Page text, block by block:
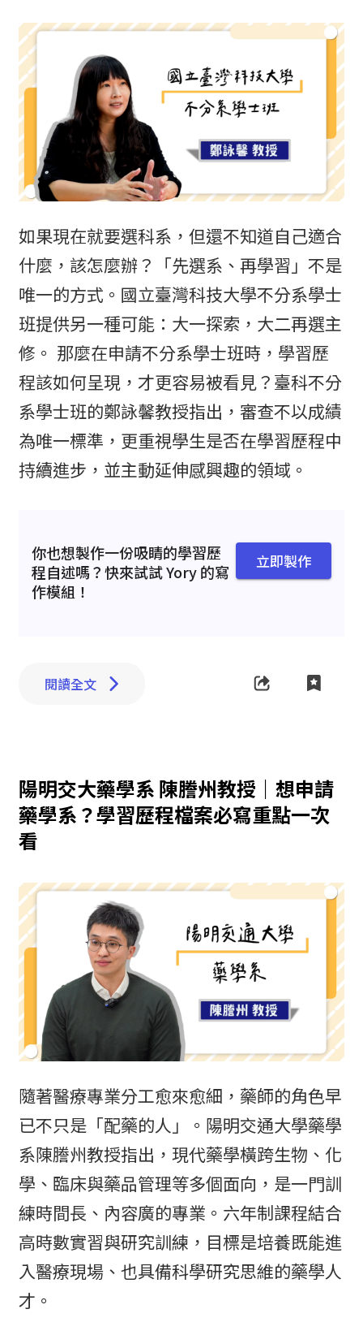
如果現在就要選科系，但還不知道自己適合
什麼，該怎麼辦？「先選系、再學習」不是
唯一的方式。國立臺灣科技大學不分系學士
班提供另一種可能：大一探索，大二再選主
修。 那麼在申請不分系學士班時，學習歷
程該如何呈現，才更容易被看見？臺科不分
系學士班的鄭詠馨教授指出，審查不以成績
為唯一標準，更重視學生是否在學習歷程中
持續進步，並主動延伸感興趣的領域。
你也想製作一份吸睛的學習歷
程自述嗎？快來試試 Yory 的寫
作模組！
立即製作
閱讀全文
陽明交大藥學系 陳謄州教授｜想申請
藥學系？學習歷程檔案必寫重點一次
看
隨著醫療專業分工愈來愈細，藥師的角色早
已不只是「配藥的人」。陽明交通大學藥學
系陳謄州教授指出，現代藥學橫跨生物、化
學、臨床與藥品管理等多個面向，是一門訓
練時間長、內容廣的專業。六年制課程結合
高時數實習與研究訓練，目標是培養既能進
入醫療現場、也具備科學研究思維的藥學人
才。